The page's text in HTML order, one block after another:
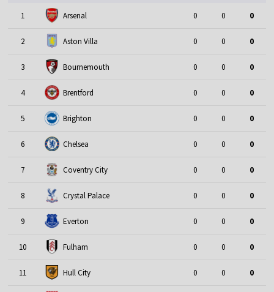
1 Arsenal 0 0 0
2 Aston Villa 0 0 0
3 Bournemouth 0 0 0
4 Brentford 0 0 0
5 Brighton 0 0 0
6 Chelsea 0 0 0
7 Coventry City 0 0 0
8 Crystal Palace 0 0 0
9 Everton 0 0 0
10 Fulham 0 0 0
11 Hull City 0 0 0